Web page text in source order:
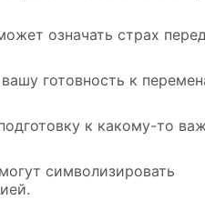
означать страх
готовность к
к какому-то
символизировать